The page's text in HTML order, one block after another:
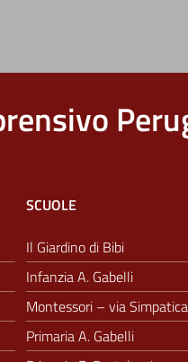
SCUOLE
Il Giardino di Bibi
Infanzia A. Gabelli
Montessori – via Simpatica
Primaria A. Gabelli